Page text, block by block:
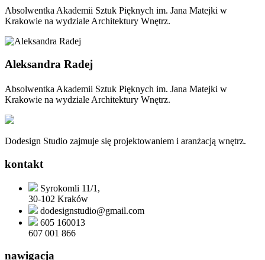
Absolwentka Akademii Sztuk Pięknych im. Jana Matejki w
Krakowie na wydziale Architektury Wnętrz.
Aleksandra Radej
Absolwentka Akademii Sztuk Pięknych im. Jana Matejki w
Krakowie na wydziale Architektury Wnętrz.
Dodesign Studio zajmuje się projektowaniem i aranżacją wnętrz.
kontakt
Syrokomli 11/1,
30-102 Kraków
dodesignstudio@gmail.com
605 160013
607 001 866
nawigacja